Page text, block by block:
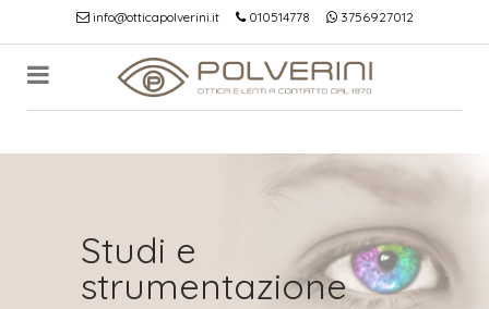
info@otticapolverini.it 010514778 3756927012
Studi e
strumentazione